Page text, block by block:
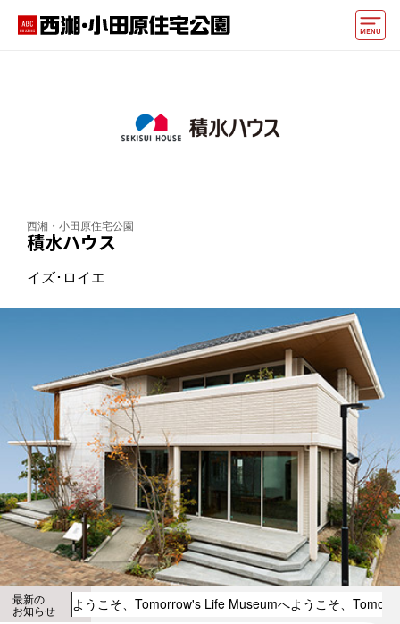
住宅会社・ハウスメーカー
好みからモデルハウスを探す
アカウント登録
西湘・小田原住宅公園
積水ハウス
イズ･ロイエ
最新の
お知らせ ようこそ、Tomorrow's Life Museumへようこそ、